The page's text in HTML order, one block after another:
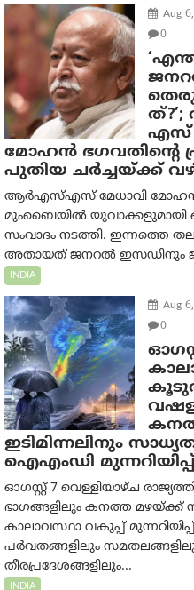
Aug
0
എസ്
മോഹൻ ഭഗവതിന്റെ
പുതിയ ചര്‍ച്ചയ്ക്ക്
ആർ‌എസ്‌എസ് മേധാവി
മുംബൈയിൽ യുവാക്കളുമായി
സംവാദം നടത്തി. ഇന്നത്തെ
അതായത് ജനറൽ ഇസഡിനും
INDIA
Aug
0
ഇടിമിന്നലിനും
ഐഎംഡി
ഓഗസ്റ്റ് 7 വെള്ളിയാഴ്ച
ഭാഗങ്ങളിലും കനത്ത മഴയ്ക്ക്
കാലാവസ്ഥാ വകുപ്പ്
പർവതങ്ങളിലും
തീരപ്രദേശങ്ങളിലും...
INDIA